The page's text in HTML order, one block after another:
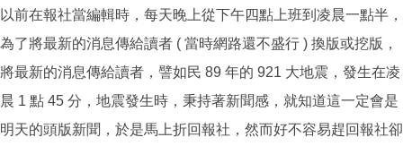
以前在報社當編輯時，每天晚上從下午四點上班到凌晨一點半，
為了將最新的消息傳給讀者 ( 當時網路還不盛行 ) 換版或挖版，
將最新的消息傳給讀者，譬如民 89 年的 921 大地震，發生在凌
晨 1 點 45 分，地震發生時，秉持著新聞感，就知道這一定會是
明天的頭版新聞，於是馬上折回報社，然而好不容易趕回報社卻